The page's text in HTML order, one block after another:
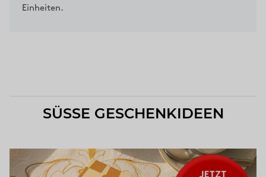
Einheiten.
SÜSSE GESCHENKIDEEN